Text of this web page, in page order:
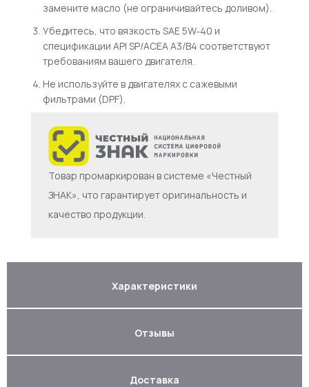
замените масло (не ограничивайтесь доливом).
Убедитесь, что вязкость SAE5W‑40 и
спецификации API SP/ACEAA3/B4 соответствуют
требованиям вашего двигателя.
Не используйте в двигателях с сажевыми
фильтрами (DPF).
Товар промаркирован в системе «Честный
ЗНАК», что гарантирует оригинальность и
качество продукции.
Характеристики
Отзывы
Доставка